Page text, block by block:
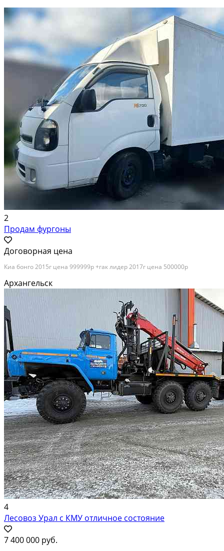
2
Продам фургоны
Договорная цена
Киа бонго 2015г цена 999999р +гак лидер 2017г цена 500000р
Архангельск
4
Лесовоз Урал с КМУ отличное состояние
7 400 000 руб.